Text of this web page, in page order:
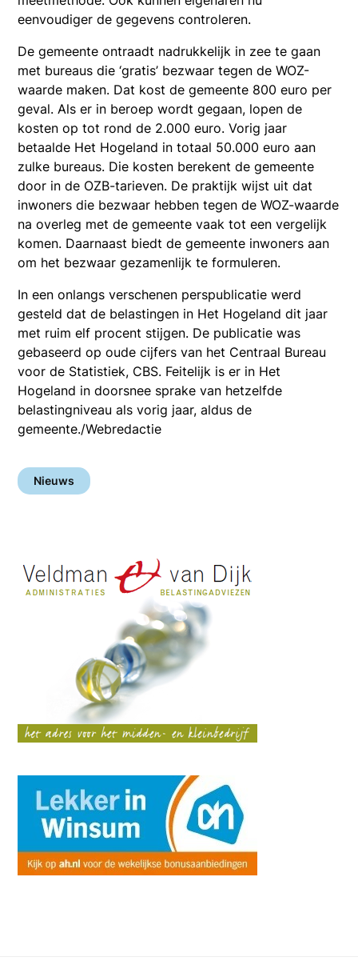
eenvoudiger de gegevens controleren.
De gemeente ontraadt nadrukkelijk in zee te gaan
met bureaus die ‘gratis’ bezwaar tegen de WOZ-
waarde maken. Dat kost de gemeente 800 euro per
geval. Als er in beroep wordt gegaan, lopen de
kosten op tot rond de 2.000 euro. Vorig jaar
betaalde Het Hogeland in totaal 50.000 euro aan
zulke bureaus. Die kosten berekent de gemeente
door in de OZB-tarieven. De praktijk wijst uit dat
inwoners die bezwaar hebben tegen de WOZ-waarde
na overleg met de gemeente vaak tot een vergelijk
komen. Daarnaast biedt de gemeente inwoners aan
om het bezwaar gezamenlijk te formuleren.
In een onlangs verschenen perspublicatie werd
gesteld dat de belastingen in Het Hogeland dit jaar
met ruim elf procent stijgen. De publicatie was
gebaseerd op oude cijfers van het Centraal Bureau
voor de Statistiek, CBS. Feitelijk is er in Het
Hogeland in doorsnee sprake van hetzelfde
belastingniveau als vorig jaar, aldus de
gemeente./Webredactie
Nieuws